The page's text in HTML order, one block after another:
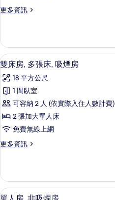
所
相
片
更多資訊
更
客
房
的
情
顯
示
雙
床
房,
多
床,
煙
房
8
雙床房, 多張床, 吸煙房
18 平方公尺
1 間臥室
可容納 2 人 (依實際入住人數計費)
2 張加大單人床
免費無線上網
更多資訊
更
房,
多
張
顯 9